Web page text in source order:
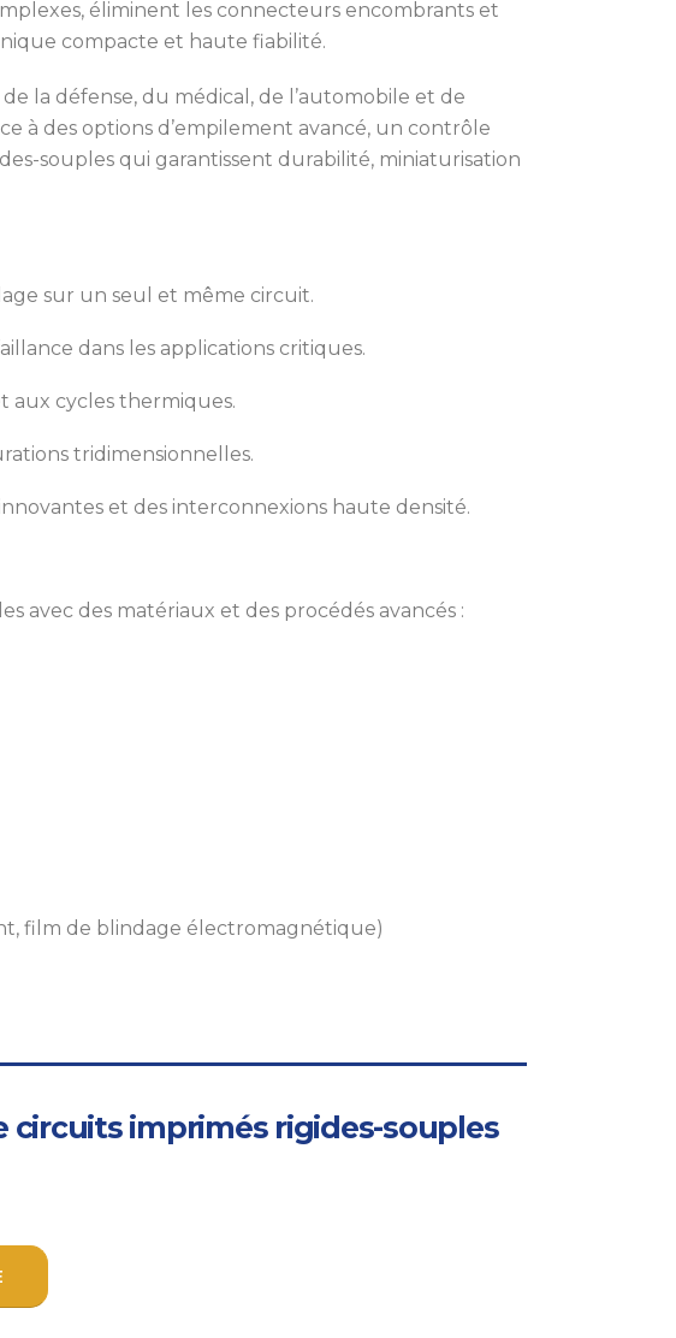
éliminent les connecteurs encombrants et
compacte et haute fiabilité.
la défense, du médical, de l’automobile et de
à des options d’empilement avancé, un contrôle
souples qui garantissent durabilité, miniaturisation
sur un seul et même circuit.
dans les applications critiques.
aux cycles thermiques.
tridimensionnelles.
et des interconnexions haute densité.
avec des matériaux et des procédés avancés :
film de blindage électromagnétique)
imprimés rigides-souples